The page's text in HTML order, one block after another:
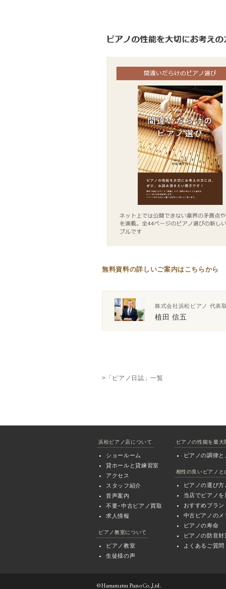
無料資料の詳しいご案内はこちらから
株式会社浜松ピアノ 代表
植田 信五
>「ピアノ日誌」一覧
浜松ピアノ店について
ショールーム
貸ホールと貸練習室
アクセス
スタッフ紹介
音声案内
不要･中古ピアノ買取
求人情報
ピアノ教室について
ピアノ教室
生徒様の声
ピアノの性能を最大
ピアノの調律と
相性の良いピアノと
ピアノの選び
当店でピアノを
おすすめブラン
中古ピアノのメ
ピアノの寿命
ピアノの防音対
よくあるご質問
© Hamamatsu Piano Co.,Ltd.